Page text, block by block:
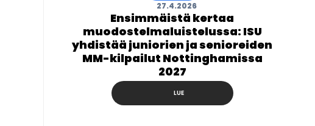
27.4.2026
Ensimmäistä kertaa
muodostelmaluistelussa: ISU
yhdistää juniorien ja senioreiden
MM-kilpailut Nottinghamissa
2027
LUE